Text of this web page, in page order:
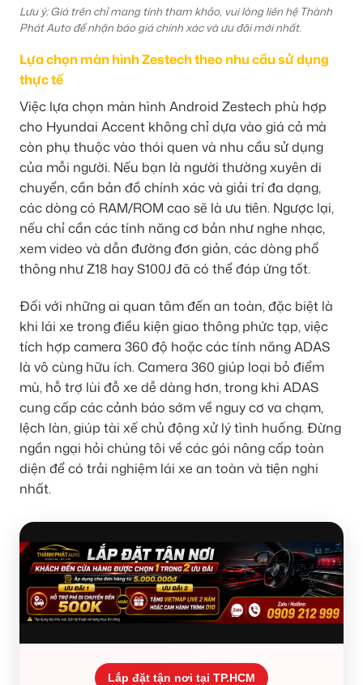
Lưu ý: Giá trên chỉ mang tính tham khảo, vui lòng liên hệ Thành
Phát Auto để nhận báo giá chính xác và ưu đãi mới nhất.
Lựa chọn màn hình Zestech theo nhu cầu sử dụng
thực tế
Việc lựa chọn màn hình Android Zestech phù hợp
cho Hyundai Accent không chỉ dựa vào giá cả mà
còn phụ thuộc vào thói quen và nhu cầu sử dụng
của mỗi người. Nếu bạn là người thường xuyên di
chuyển, cần bản đồ chính xác và giải trí đa dạng,
các dòng có RAM/ROM cao sẽ là ưu tiên. Ngược lại,
nếu chỉ cần các tính năng cơ bản như nghe nhạc,
xem video và dẫn đường đơn giản, các dòng phổ
thông như Z18 hay S100J đã có thể đáp ứng tốt.
Đối với những ai quan tâm đến an toàn, đặc biệt là
khi lái xe trong điều kiện giao thông phức tạp, việc
tích hợp camera 360 độ hoặc các tính năng ADAS
là vô cùng hữu ích. Camera 360 giúp loại bỏ điểm
mù, hỗ trợ lùi đỗ xe dễ dàng hơn, trong khi ADAS
cung cấp các cảnh báo sớm về nguy cơ va chạm,
lệch làn, giúp tài xế chủ động xử lý tình huống. Đừng
ngần ngại hỏi chúng tôi về các gói nâng cấp toàn
diện để có trải nghiệm lái xe an toàn và tiện nghi
nhất.
Lắp đặt tận nơi tại TP.HCM